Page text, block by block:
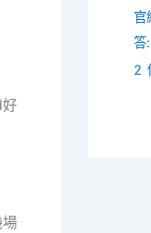
官
答:
2